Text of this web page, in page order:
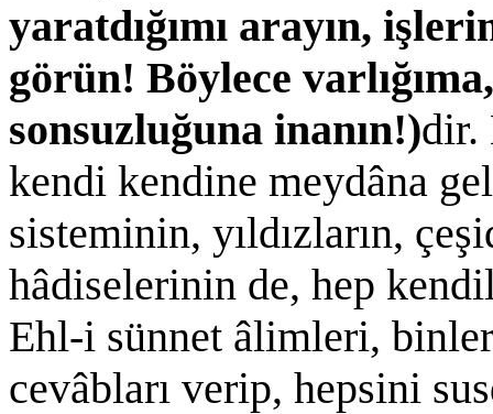
yaratdığımı arayın,
görün! Böylece
sonsuzluğuna inanın!)dir.
kendi kendine meydâna
sisteminin, yıldızların,
hâdiselerinin de, hep
Ehl-i sünnet âlimleri,
cevâbları verip, hepsini